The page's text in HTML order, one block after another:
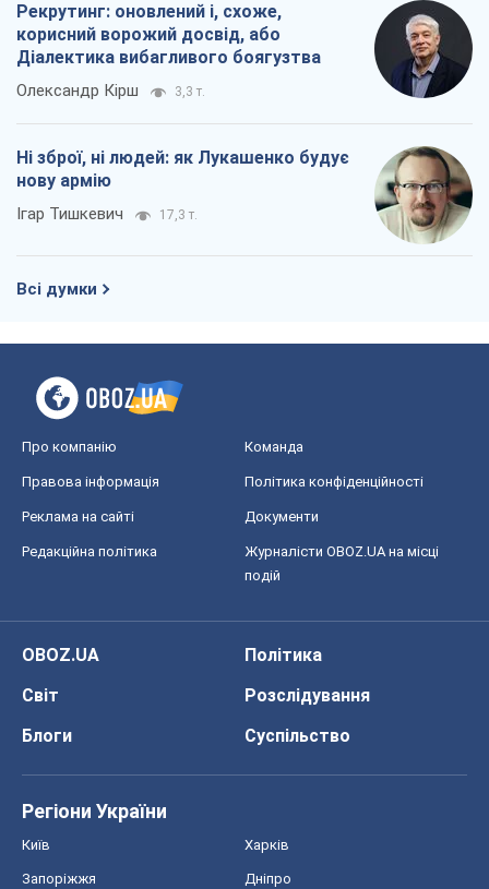
Рекрутинг: оновлений і, схоже,
корисний ворожий досвід, або
Діалектика вибагливого боягузтва
Олександр Кірш 3,3 т.
Ні зброї, ні людей: як Лукашенко будує
нову армію
Ігар Тишкевич 17,3 т.
Всі думки
Про компанію Команда
Правова інформація Політика конфіденційності
Реклама на сайті Документи
Редакційна політика
Журналісти OBOZ.UA на місці
подій
OBOZ.UA
Політика
Світ
Розслідування
Блоги
Суспільство
Регіони України
Київ Харків
Запоріжжя Дніпро